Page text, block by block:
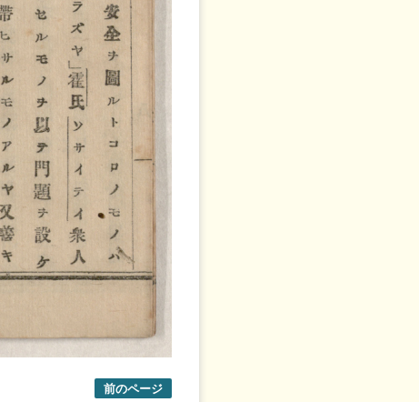
前のページ